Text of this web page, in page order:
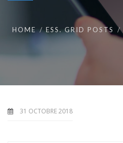
HOME ESS. GRID POSTS
31 OCTOBRE 2018